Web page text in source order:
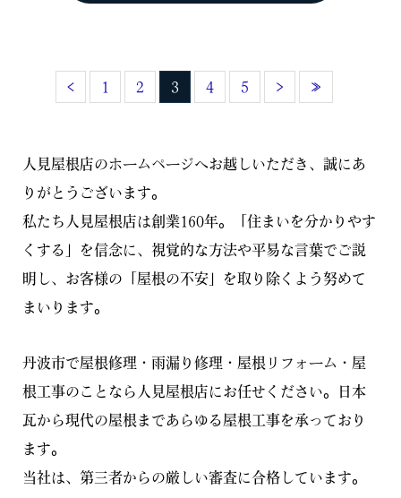
‹ 1 2 3 4 5 › »
人見屋根店のホームページへお越しいただき、誠にあ
りがとうございます。
私たち人見屋根店は創業160年。「住まいを分かりやす
くする」を信念に、視覚的な方法や平易な言葉でご説
明し、お客様の「屋根の不安」を取り除くよう努めて
まいります。
丹波市で屋根修理・雨漏り修理・屋根リフォーム・屋
根工事のことなら人見屋根店にお任せください。日本
瓦から現代の屋根まであらゆる屋根工事を承っており
ます。
当社は、第三者からの厳しい審査に合格しています。